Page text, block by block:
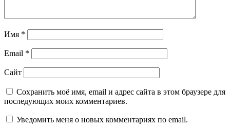
Имя *
Email *
Сайт
Сохранить моё имя, email и адрес сайта в этом браузере для
последующих моих комментариев.
Уведомить меня о новых комментариях по email.